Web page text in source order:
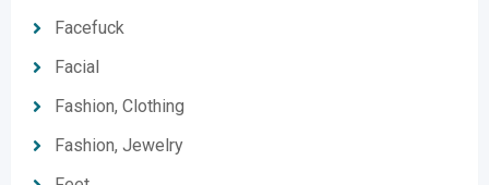
Facefuck
Facial
Fashion, Clothing
Fashion, Jewelry